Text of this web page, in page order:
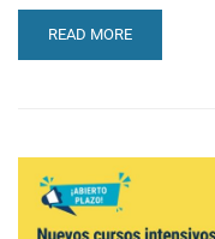
READ
MORE
PREPARACIÓN
A
EXÁMENES
OFICIALES
READ MORE